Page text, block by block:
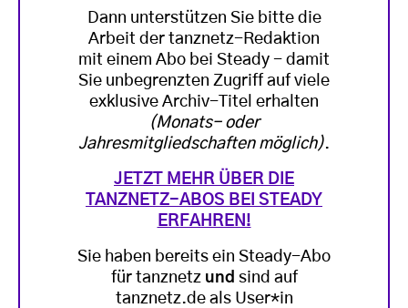
Dann unterstützen Sie bitte die
Arbeit der tanznetz-Redaktion
mit einem Abo bei Steady - damit
Sie unbegrenzten Zugriff auf viele
exklusive Archiv-Titel erhalten
(Monats- oder
Jahresmitgliedschaften möglich).
JETZT MEHR ÜBER DIE
TANZNETZ-ABOS BEI STEADY
ERFAHREN!
Sie haben bereits ein Steady-Abo
für tanznetz und sind auf
tanznetz.de als User*in